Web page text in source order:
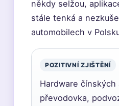
někdy selžou,
stále tenká a
automobilech v
POZITIVNÍ ZJIŠTĚNÍ
Hardware
převodovka,